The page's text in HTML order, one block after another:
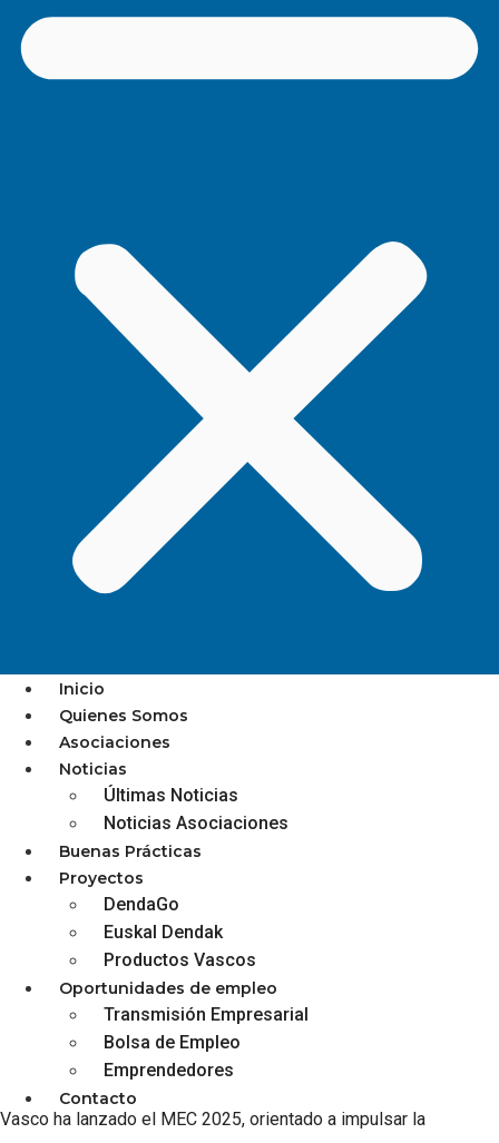
Inicio
Quienes Somos
Asociaciones
Noticias
Últimas Noticias
Noticias Asociaciones
Buenas Prácticas
Proyectos
DendaGo
Euskal Dendak
Productos Vascos
Oportunidades de empleo
Transmisión Empresarial
Bolsa de Empleo
Emprendedores
Contacto
Los establecimientos de
Oarsoaldea ya pueden solicitar
las ayudas MEC 2025
diciembre 3, 2025
El departamento de Turismo, Comercio y Consumo del Gobierno
Vasco ha lanzado el MEC 2025, orientado a impulsar la